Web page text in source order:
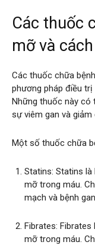
Các thuốc
mỡ và
Các thuốc chữa
phương pháp điều trị
Những thuốc này có
sự viêm gan và
Một số thuốc chữa
Statins: Statins
mỡ trong máu.
mạch và bệnh
Fibrates:
mỡ trong máu.